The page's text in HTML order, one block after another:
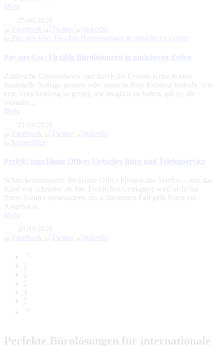
Mehr
25.04.2020
Pay-per-Use: Flexible Bürolösungen in unsicheren Zeiten
Zahlreiche Unternehmen sind durch die Corona-Krise in eine
finanzielle Notlage geraten oder sogar in ihrer Existenz bedroht. Um
eine Verschuldung so gering wie möglich zu halten, gilt es, die
monatlic...
Mehr
21.04.2020
Perfekt zum Home Office: Virtuelles Büro und Telefonservice
Schreckensszenario: Im Home Office klingelt das Telefon – und das
Kind war schneller als Sie. Fröhliches Geplapper wird nicht nur
Ihren Anrufer verwundern. Im schlimmsten Fall geht Ihnen ein
Angebot o...
Mehr
20.03.2020
1
2
3
4
5
Perfekte Bürolösungen für internationale